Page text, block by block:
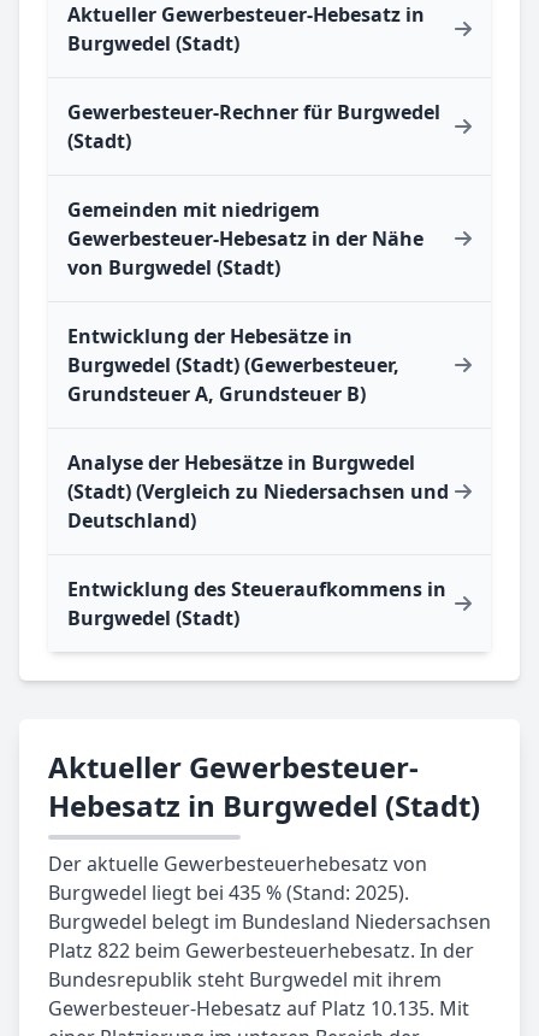
Aktueller Gewerbesteuer-Hebesatz in
Burgwedel (Stadt)
Gewerbesteuer-Rechner für Burgwedel
(Stadt)
Gemeinden mit niedrigem
Gewerbesteuer-Hebesatz in der Nähe
von Burgwedel (Stadt)
Entwicklung der Hebesätze in
Burgwedel (Stadt) (Gewerbesteuer,
Grundsteuer A, Grundsteuer B)
Analyse der Hebesätze in Burgwedel
(Stadt) (Vergleich zu Niedersachsen und
Deutschland)
Entwicklung des Steueraufkommens in
Burgwedel (Stadt)
Aktueller Gewerbesteuer-
Hebesatz in Burgwedel (Stadt)
Der aktuelle Gewerbesteuerhebesatz von
Burgwedel liegt bei 435 % (Stand: 2025).
Burgwedel belegt im Bundesland Niedersachsen
Platz 822 beim Gewerbesteuerhebesatz. In der
Bundesrepublik steht Burgwedel mit ihrem
Gewerbesteuer-Hebesatz auf Platz 10.135. Mit